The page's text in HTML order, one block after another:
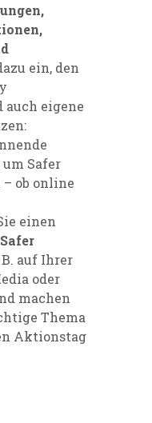
ein, den
eigene
Safer
ob online
einen
B. auf Ihrer
oder
machen
Thema
Aktionstag